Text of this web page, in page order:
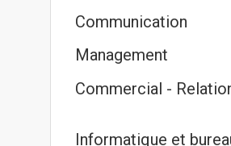
Communication
Management
Commercial -
Informatique et